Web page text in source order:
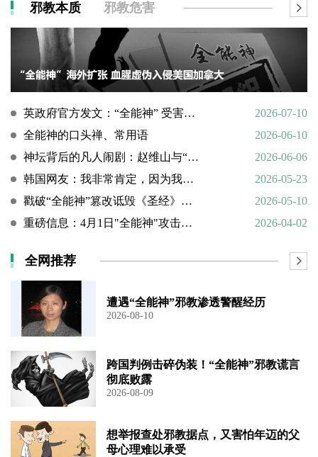
邪教本质 邪教危害
英政府官方发文：“全能神” 受害说辞不实，英国拒为邪教提供庇护
2026-07-10
全能神的口头禅、常用语
2026-06-10
神坛背后的凡人闹剧：赵维山与“女基督”杨向斌的隐秘家庭史
2026-06-06
韩国网友：我非常肯定，因为我亲眼所见。
2026-05-23
戳破“全能神”篡改诋毁《圣经》的荒谬本质
2026-05-10
重磅信息：4月1日"全能神"攻击天主教
2026-04-02
全网推荐
遭遇“全能神”邪教渗透警醒经历
2026-08-10
跨国判例击碎伪装！“全能神”邪教谎言
彻底败露
2026-08-09
想举报查处邪教据点，又害怕年迈的父
母心理难以承受